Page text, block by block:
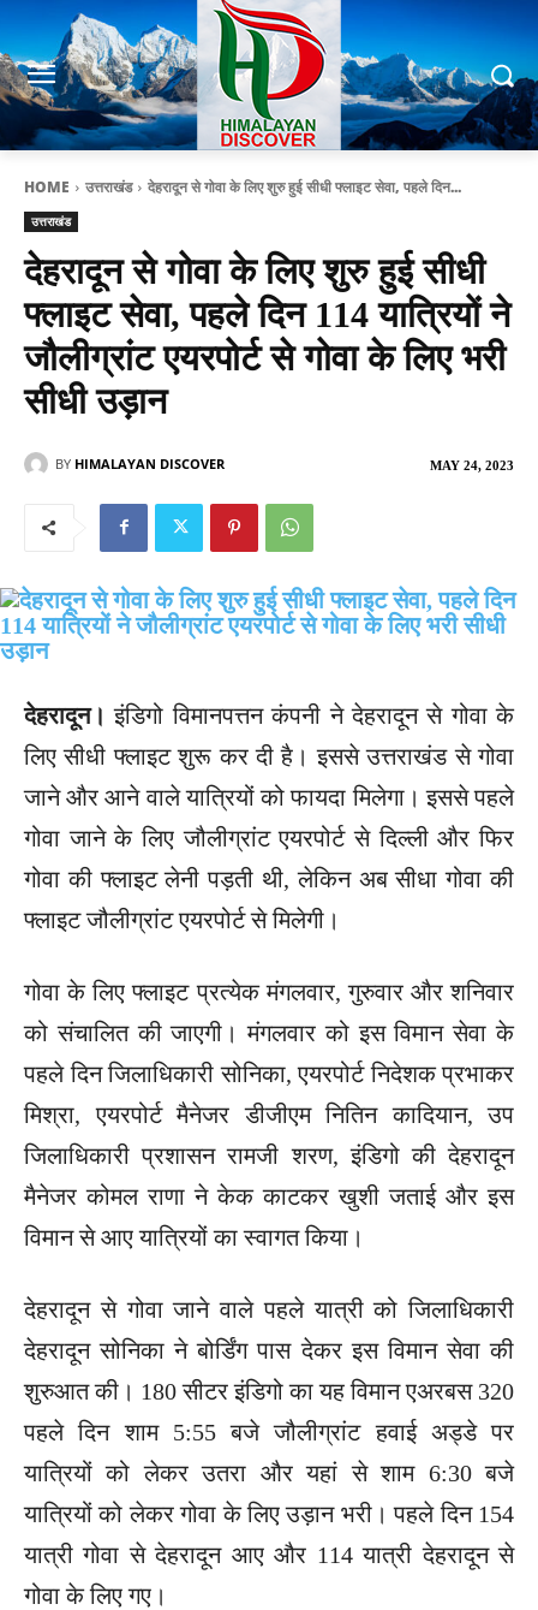
HOME उत्तराखंड देहरादून से गोवा के लिए शुरु हुई सीधी फ्लाइट सेवा, पहले दिन...
उत्तराखंड
देहरादून से गोवा के लिए शुरु हुई सीधी
फ्लाइट सेवा, पहले दिन 114 यात्रियों ने
जौलीग्रांट एयरपोर्ट से गोवा के लिए भरी
सीधी उड़ान
MAY 24, 2023
BY HIMALAYAN DISCOVER
देहरादून। इंडिगो विमानपत्तन कंपनी ने देहरादून से गोवा के
लिए सीधी फ्लाइट शुरू कर दी है। इससे उत्तराखंड से गोवा
जाने और आने वाले यात्रियों को फायदा मिलेगा। इससे पहले
गोवा जाने के लिए जौलीग्रांट एयरपोर्ट से दिल्ली और फिर
गोवा की फ्लाइट लेनी पड़ती थी, लेकिन अब सीधा गोवा की
फ्लाइट जौलीग्रांट एयरपोर्ट से मिलेगी।
गोवा के लिए फ्लाइट प्रत्येक मंगलवार, गुरुवार और शनिवार
को संचालित की जाएगी। मंगलवार को इस विमान सेवा के
पहले दिन जिलाधिकारी सोनिका, एयरपोर्ट निदेशक प्रभाकर
मिश्रा, एयरपोर्ट मैनेजर डीजीएम नितिन कादियान, उप
जिलाधिकारी प्रशासन रामजी शरण, इंडिगो की देहरादून
मैनेजर कोमल राणा ने केक काटकर खुशी जताई और इस
विमान से आए यात्रियों का स्वागत किया।
देहरादून से गोवा जाने वाले पहले यात्री को जिलाधिकारी
देहरादून सोनिका ने बोर्डिंग पास देकर इस विमान सेवा की
शुरुआत की। 180 सीटर इंडिगो का यह विमान एअरबस 320
पहले दिन शाम 5:55 बजे जौलीग्रांट हवाई अड्डे पर
यात्रियों को लेकर उतरा और यहां से शाम 6:30 बजे
यात्रियों को लेकर गोवा के लिए उड़ान भरी। पहले दिन 154
यात्री गोवा से देहरादून आए और 114 यात्री देहरादून से
गोवा के लिए गए।